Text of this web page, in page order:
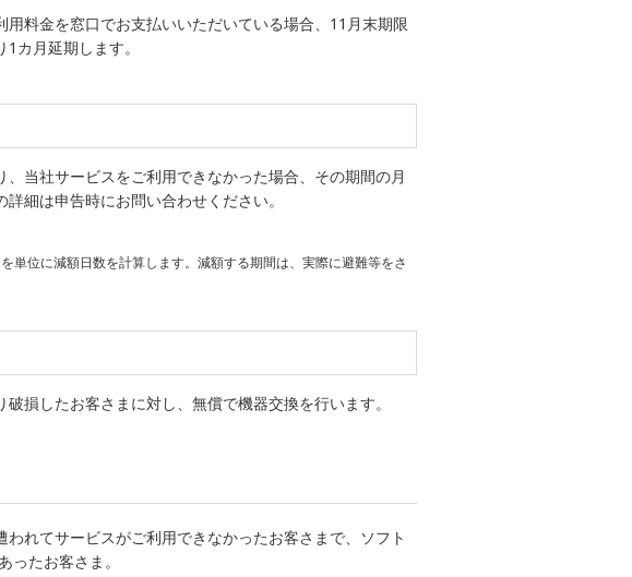
料金を窓口でお支払いいただいている場合、11月末期限
カ月延期します。
当社サービスをご利用できなかった場合、その期間の月
細は申告時にお問い合わせください。
単位に減額日数を計算します。減額する期間は、実際に避難等をさ
損したお客さまに対し、無償で機器交換を行います。
れてサービスがご利用できなかったお客さまで、ソフト
たお客さま。